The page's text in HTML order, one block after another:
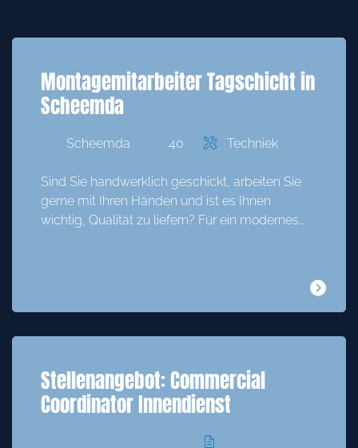
Montagemitarbeiter Tagschicht in
Scheemda
Scheemda 40 Techniek
Sind Sie handwerklich geschickt, arbeiten Sie
gerne mit Ihren Händen und ist es Ihnen
wichtig, Qualität zu liefern? Für ein modernes…
Stellenangebot: Commercial
Coordinator Innendienst